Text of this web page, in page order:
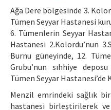
Ağa Dere bölgesinde 3.
Tümen Seyyar Hastanesi
6. Tümenlerin Seyyar
Hastanesi 2.Kolordu’nun
Burnu güneyinde, 12.
Grubu’nun sıhhiye
Tümen Seyyar
Menzil emrindeki sağlık
hastanesi birleştirilerek